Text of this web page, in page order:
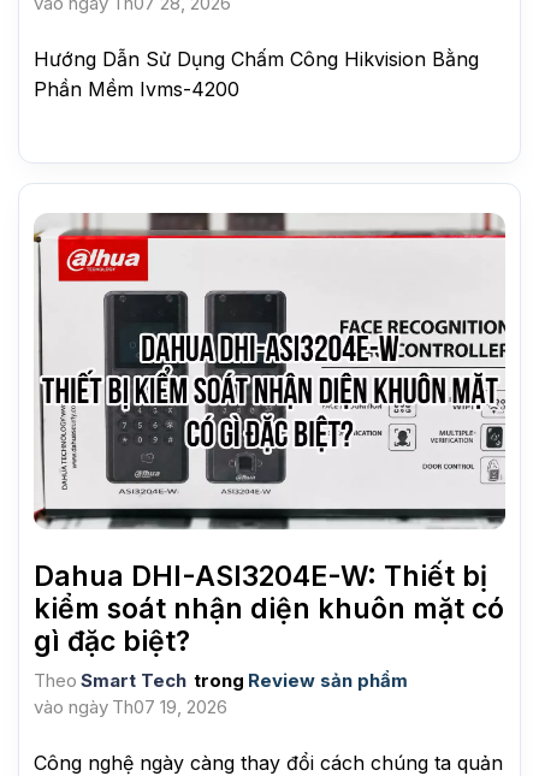
Hướng Dẫn Sử Dụng Chấm Công Hikvision Bằng
Phần Mềm Ivms-4200
Dahua DHI-ASI3204E-W: Thiết bị
kiểm soát nhận diện khuôn mặt có
gì đặc biệt?
Theo Smart Tech trong Review sản phẩm
vào ngày Th07 19, 2026
Công nghệ ngày càng thay đổi cách chúng ta quản